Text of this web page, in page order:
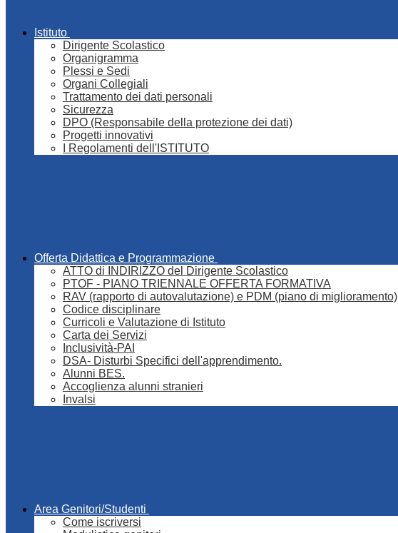
Istituto
Dirigente Scolastico
Organigramma
Plessi e Sedi
Organi Collegiali
Trattamento dei dati personali
Sicurezza
DPO (Responsabile della protezione dei dati)
Progetti innovativi
I Regolamenti dell'ISTITUTO
Offerta Didattica e Programmazione
ATTO di INDIRIZZO del Dirigente Scolastico
PTOF - PIANO TRIENNALE OFFERTA FORMATIVA
RAV (rapporto di autovalutazione) e PDM (piano di miglioramento)
Codice disciplinare
Curricoli e Valutazione di Istituto
Carta dei Servizi
Inclusività-PAI
DSA- Disturbi Specifici dell'apprendimento.
Alunni BES.
Accoglienza alunni stranieri
Invalsi
Area Genitori/Studenti
Come iscriversi